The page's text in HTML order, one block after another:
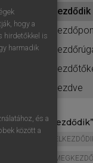
kezdődik
kezdve
„ kezdődik
hogy a
hirdetőkkel is
harmadik
és a
között a